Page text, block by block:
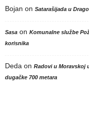
Bojan on Satarašijada u
Sasa on Komunalne službe
korisnika
Deda on Radovi u Moravskoj
dugačke 700 metara